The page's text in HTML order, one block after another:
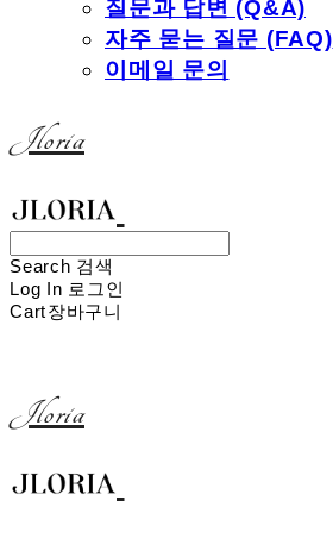
질문과 답변 (Q&A)
자주 묻는 질문 (FAQ)
이메일 문의
Jloria
Search 검색
Log In 로그인
Cart장바구니
Jloria